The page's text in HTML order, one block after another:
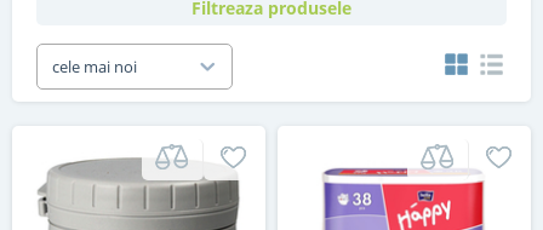
Filtreaza produsele
cele mai noi